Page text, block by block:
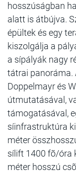
hosszúságban
alatt is átbújva.
épültek és egy
kiszolgálja a
a sípályák nagy
tátrai panoráma.
Doppelmayr és
útmutatásával,
támogatásával,
síinfrastruktúra
méter
sílift 1400 fõ/óra
méter hosszú